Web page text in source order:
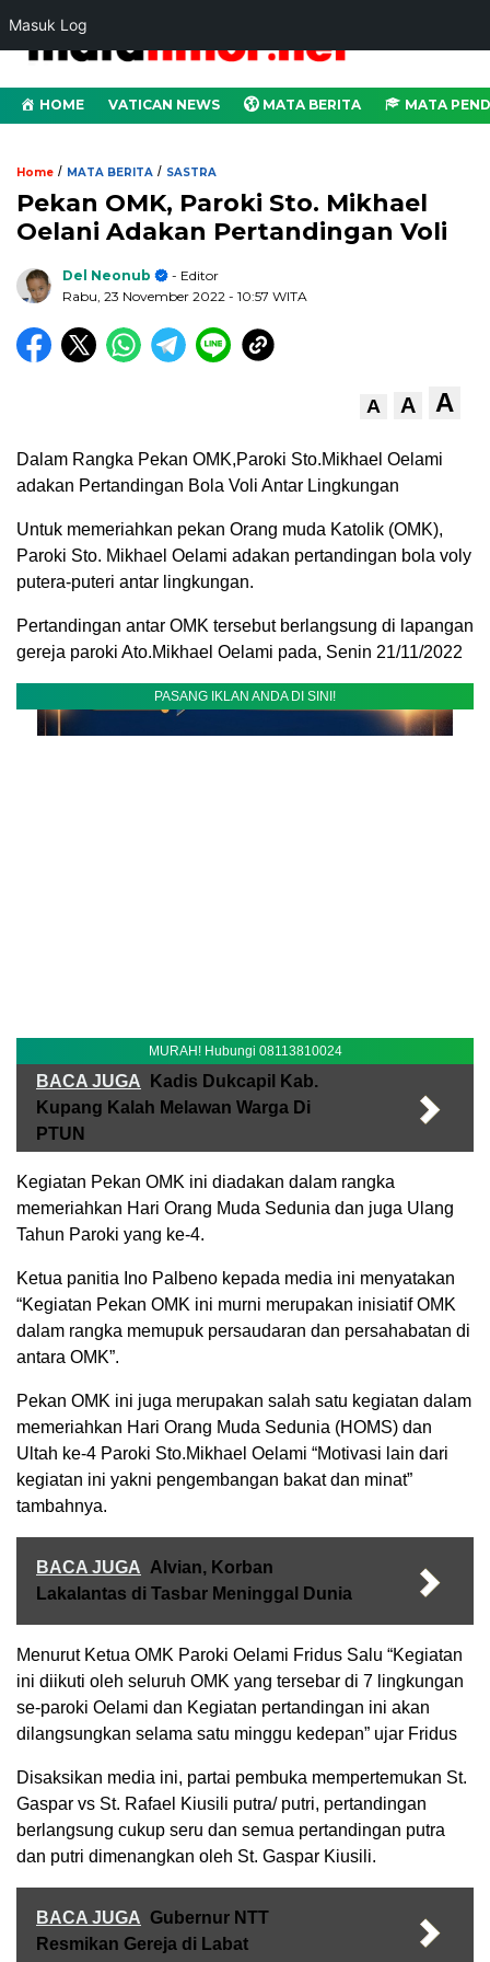
Masuk Log
HOME VATICAN NEWS MATA BERITA MATA
Home / MATA BERITA / SASTRA
Pekan OMK, Paroki Sto. Mikhael
Oelani Adakan Pertandingan Voli
Del Neonub
- Editor
Rabu, 23 November 2022 - 10:57 WITA
A A A
Dalam Rangka Pekan OMK,Paroki Sto.Mikhael Oelami
adakan Pertandingan Bola Voli Antar Lingkungan
Untuk memeriahkan pekan Orang muda Katolik (OMK),
Paroki Sto. Mikhael Oelami adakan pertandingan bola voly
putera-puteri antar lingkungan.
Pertandingan antar OMK tersebut berlangsung di lapangan
gereja paroki Ato.Mikhael Oelami pada, Senin 21/11/2022
PASANG IKLAN ANDA DI SINI!
MURAH! Hubungi 08113810024
BACA JUGA
Kadis Dukcapil Kab.
Kupang Kalah Melawan Warga Di
PTUN
Kegiatan Pekan OMK ini diadakan dalam rangka
memeriahkan Hari Orang Muda Sedunia dan juga Ulang
Tahun Paroki yang ke-4.
Ketua panitia Ino Palbeno kepada media ini menyatakan
“Kegiatan Pekan OMK ini murni merupakan inisiatif OMK
dalam rangka memupuk persaudaran dan persahabatan di
antara OMK”.
Pekan OMK ini juga merupakan salah satu kegiatan dalam
memeriahkan Hari Orang Muda Sedunia (HOMS) dan
Ultah ke-4 Paroki Sto.Mikhael Oelami “Motivasi lain dari
kegiatan ini yakni pengembangan bakat dan minat”
tambahnya.
BACA JUGA Alvian, Korban
Lakalantas di Tasbar Meninggal Dunia
Menurut Ketua OMK Paroki Oelami Fridus Salu “Kegiatan
ini diikuti oleh seluruh OMK yang tersebar di 7 lingkungan
se-paroki Oelami dan Kegiatan pertandingan ini akan
dilangsungkan selama satu minggu kedepan” ujar Fridus
Disaksikan media ini, partai pembuka mempertemukan St.
Gaspar vs St. Rafael Kiusili putra/ putri, pertandingan
berlangsung cukup seru dan semua pertandingan putra
dan putri dimenangkan oleh St. Gaspar Kiusili.
BACA JUGA Gubernur NTT
Resmikan Gereja di Labat